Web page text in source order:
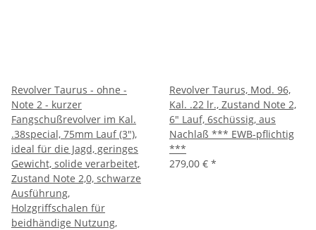
Revolver Taurus - ohne -
Note 2 - kurzer
Fangschußrevolver im Kal.
.38special, 75mm Lauf (3"),
ideal für die Jagd, geringes
Gewicht, solide verarbeitet,
Zustand Note 2,0, schwarze
Ausführung,
Holzgriffschalen für
beidhändige Nutzung,
Revolver Taurus, Mod. 96,
Kal. .22 lr., Zustand Note 2,
6" Lauf, 6schüssig, aus
Nachlaß *** EWB-pflichtig
***
279,00 € *